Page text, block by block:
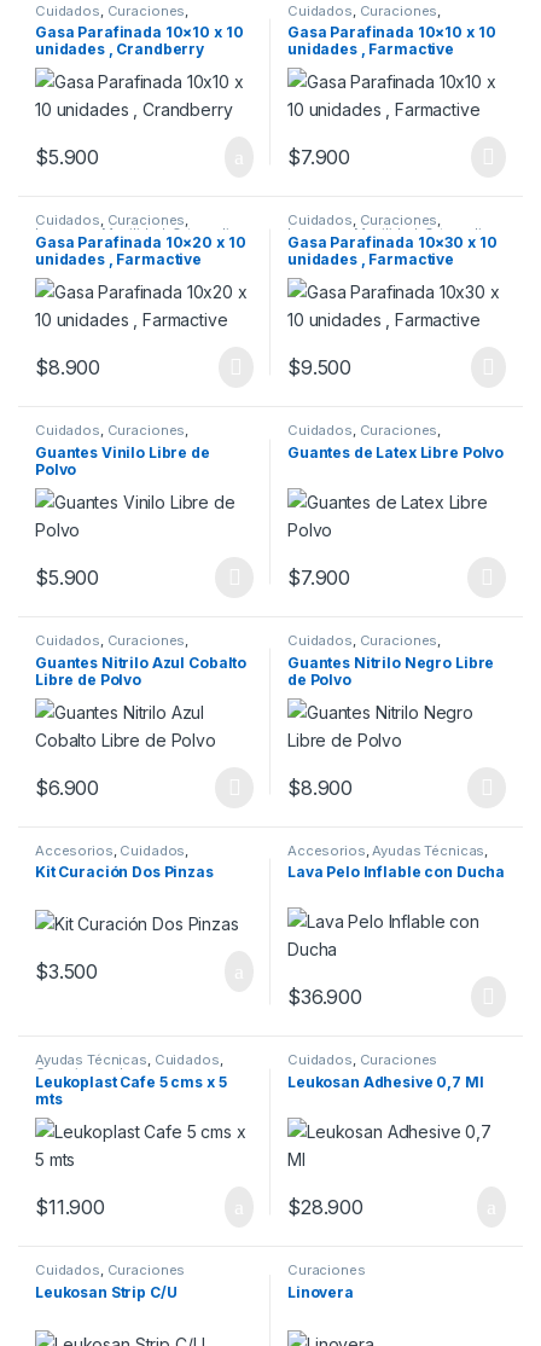
Cuidados Curaciones
Insumos ,Movilidad , Ortopedia,
Rehabilitación,Vendajes
Gasa Parafinada 10×10 x 10
unidades , Crandberry
$5.900
Cuidados Curaciones
Insumos ,Movilidad , Ortopedia,
Rehabilitación,Vendajes
Gasa Parafinada 10×10 x 10
unidades , Farmactive
$7.900
Cuidados, Curaciones,
Insumos Movilidad ,Ortopedia ,
Rehabilitación,Vendajes
Gasa Parafinada 10×20 x 10
unidades , Farmactive
$8.900
Cuidados, Curaciones,
Insumos Movilidad ,Ortopedia,
Rehabilitación,Vendajes
Gasa Parafinada 10×30 x 10
unidades , Farmactive
$9.500
Cuidados, Curaciones,
Insumos Manos
Guantes Vinilo Libre de
Polvo
$5.900
Este producto tiene múltiples variantes. Las opciones se
Cuidados, Curaciones,
Insumos Manos
Guantes de Latex Libre Polvo
$7.900
Este producto tiene múltiples
Cuidados, Curaciones,
Insumos ,Manos
Guantes Nitrilo Azul Cobalto
Libre de Polvo
$6.900
Este producto tiene múltiples variantes. Las opciones se
Cuidados, Curaciones,
Insumos ,Manos
Guantes Nitrilo Negro Libre
de Polvo
$8.900
Este producto tiene múltiples
Accesorios Cuidados
Curaciones , Insumos
Kit Curación Dos Pinzas
$3.500
Accesorios Ayudas Técnicas
Cuidados Curaciones
Insumos,Movilidad, Ortopedia,
Lava Pelo Inflable con Ducha
$36.900
Ayudas Técnicas, Cuidados,
Curaciones , Insumos
Kinesiología ,Manos,Movilidad
Pies
Leukoplast Cafe 5 cms x 5
mts
$11.900
Cuidados, Curaciones
Leukosan Adhesive 0,7 Ml
$28.900
Cuidados, Curaciones
Leukosan Strip C/U
Curaciones
Linovera